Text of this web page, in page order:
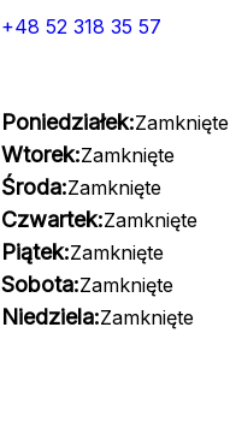
+48 52 318 35 57
Poniedziałek:Zamknięte
Wtorek:Zamknięte
Środa:Zamknięte
Czwartek:Zamknięte
Piątek:Zamknięte
Sobota:Zamknięte
Niedziela:Zamknięte